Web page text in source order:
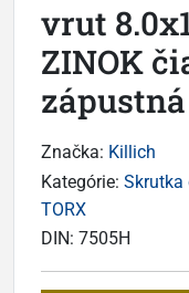
vrut
ZINOK
Značka: Killich
Kategórie: Skrutka
TORX
DIN: 7505H